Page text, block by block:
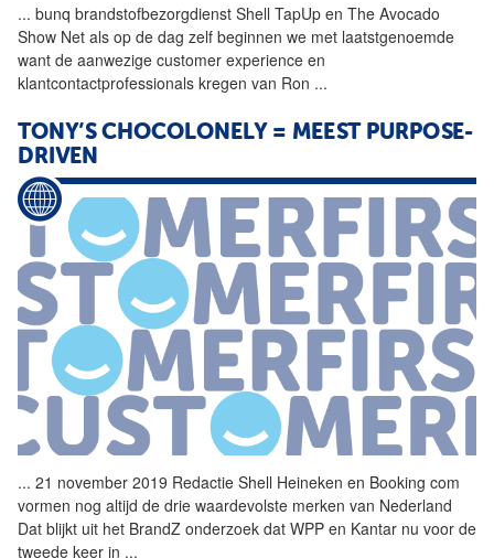
... bunq brandstofbezorgdienst Shell TapUp en The Avocado
Show Net als op de dag zelf beginnen we met laatstgenoemde
want de aanwezige customer experience en
klantcontactprofessionals kregen van Ron ...
TONY’S CHOCOLONELY = MEEST PURPOSE-
DRIVEN
... 21 november 2019 Redactie Shell Heineken en Booking com
vormen nog altijd de drie waardevolste merken van Nederland
Dat blijkt uit het BrandZ onderzoek dat WPP en Kantar nu voor de
tweede keer in ...